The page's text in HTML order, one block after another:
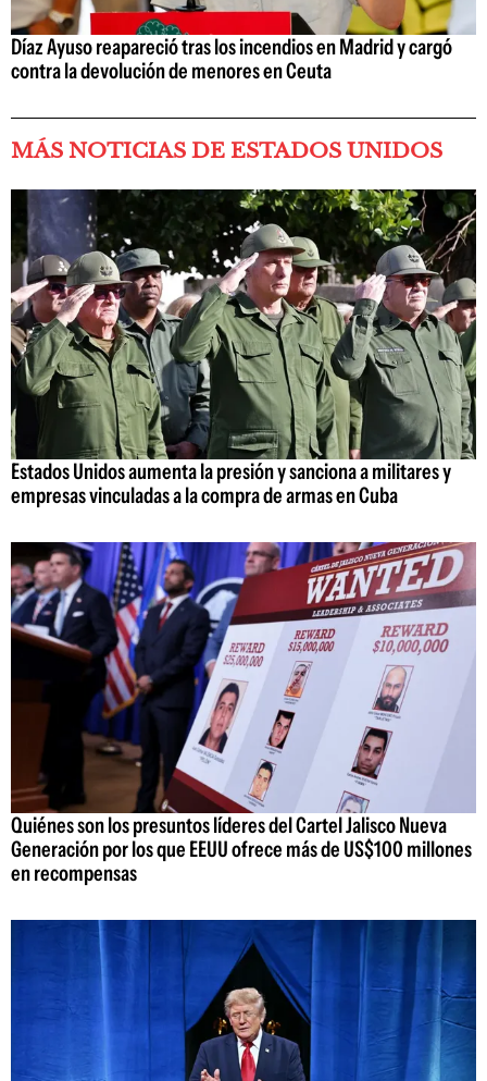
Díaz Ayuso reapareció tras los incendios en Madrid y cargó
contra la devolución de menores en Ceuta
MÁS NOTICIAS DE ESTADOS UNIDOS
Estados Unidos aumenta la presión y sanciona a militares y
empresas vinculadas a la compra de armas en Cuba
Quiénes son los presuntos líderes del Cartel Jalisco Nueva
Generación por los que EEUU ofrece más de US$100 millones
en recompensas